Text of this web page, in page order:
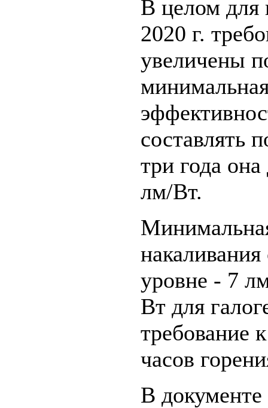
В целом для
2020 г.
увеличены
составлять
три года
лм/Вт.
уровне - 7
Вт для
требование
часов
В